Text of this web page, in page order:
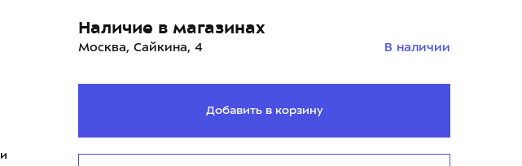
Наличие в магазинах
Москва, Сайкина, 4 В наличии
Добавить в корзину